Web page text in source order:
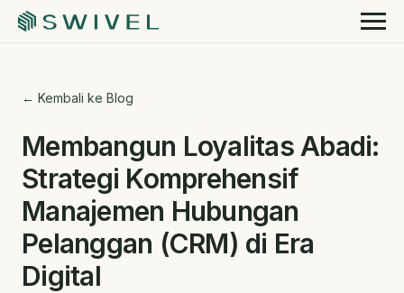
← Kembali ke Blog
Membangun Loyalitas Abadi:
Strategi Komprehensif
Manajemen Hubungan
Pelanggan (CRM) di Era
Digital